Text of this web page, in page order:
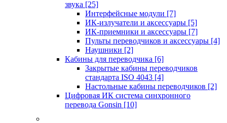
звука [25]
Интерфейсные модули [7]
ИК-излучатели и аксессуары [5]
ИК-приемники и аксессуары [7]
Пульты переводчиков и аксессуары [4]
Наушники [2]
Кабины для переводчика [6]
Закрытые кабины переводчиков
стандарта ISO 4043 [4]
Настольные кабины переводчиков [2]
Цифровая ИК система синхронного
перевода Gonsin [10]